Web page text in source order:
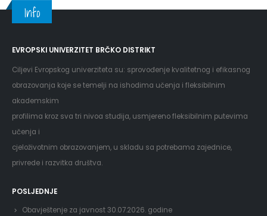
Info
EVROPSKI UNIVERZITET BRČKO DISTRIKT
Ciljevi Evropskog univerziteta su: sprovođenje kvalitetnog i efikasnog
obrazovanja koje se temelji na ishodima učenja i fleksibilnim
akademskim
profilima kroz sva tri nivoa studija, usmjereno fleksibilnim putevima
učenja i
cjeloživotnim obrazovanjem, u skladu sa potrebama zajednice,
privrede i razvitka društva.
POSLJEDNJE
Obavještenje za javnost 30.07.2026. godine